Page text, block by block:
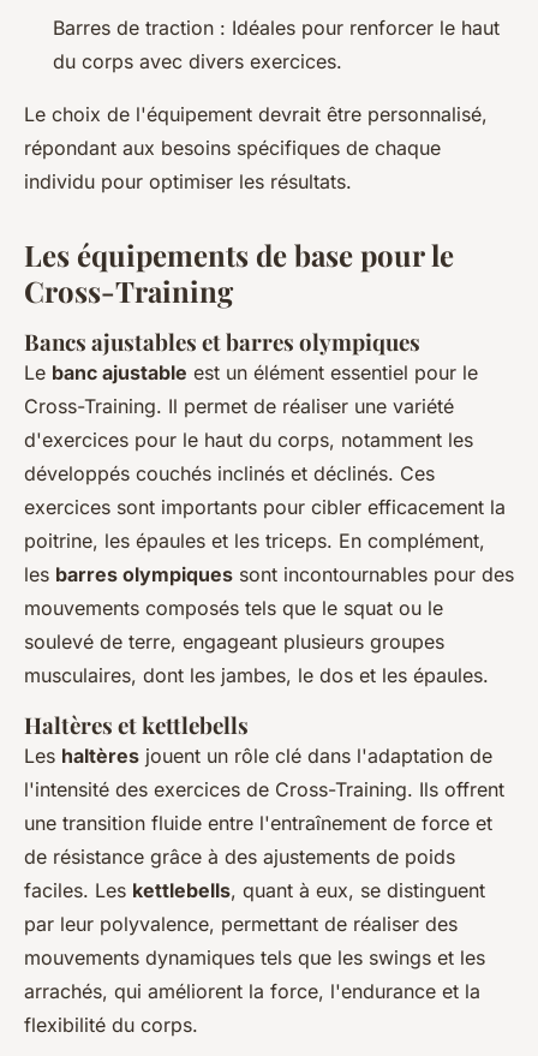
Barres de traction : Idéales pour renforcer le haut
du corps avec divers exercices.
Le choix de l'équipement devrait être personnalisé,
répondant aux besoins spécifiques de chaque
individu pour optimiser les résultats.
Les équipements de base pour le
Cross-Training
Bancs ajustables et barres olympiques
Le banc ajustable est un élément essentiel pour le
Cross-Training. Il permet de réaliser une variété
d'exercices pour le haut du corps, notamment les
développés couchés inclinés et déclinés. Ces
exercices sont importants pour cibler efficacement la
poitrine, les épaules et les triceps. En complément,
les barres olympiques sont incontournables pour des
mouvements composés tels que le squat ou le
soulevé de terre, engageant plusieurs groupes
musculaires, dont les jambes, le dos et les épaules.
Haltères et kettlebells
Les haltères jouent un rôle clé dans l'adaptation de
l'intensité des exercices de Cross-Training. Ils offrent
une transition fluide entre l'entraînement de force et
de résistance grâce à des ajustements de poids
faciles. Les kettlebells, quant à eux, se distinguent
par leur polyvalence, permettant de réaliser des
mouvements dynamiques tels que les swings et les
arrachés, qui améliorent la force, l'endurance et la
flexibilité du corps.